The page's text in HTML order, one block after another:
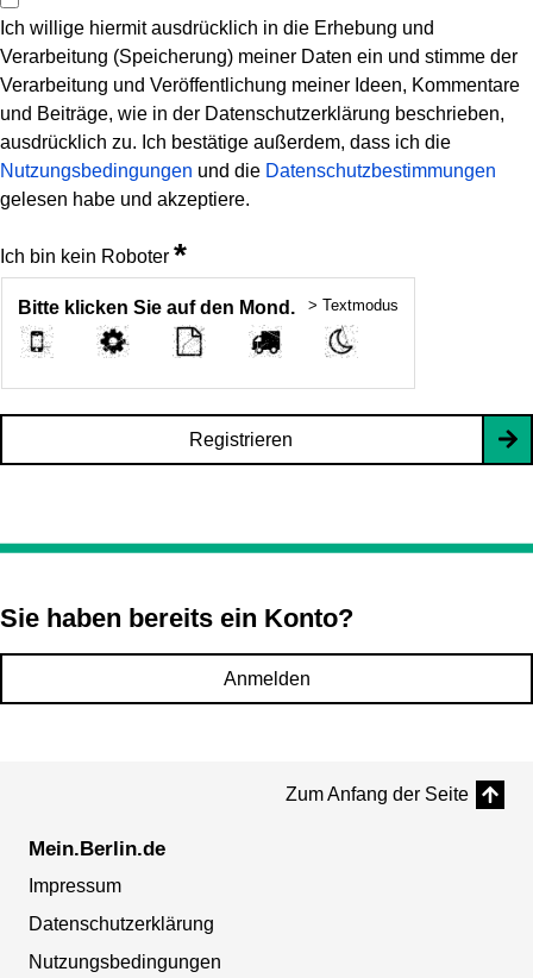
Ich willige hiermit ausdrücklich in die Erhebung und
Verarbeitung (Speicherung) meiner Daten ein und stimme der
Verarbeitung und Veröffentlichung meiner Ideen, Kommentare
und Beiträge, wie in der Datenschutzerklärung beschrieben,
ausdrücklich zu. Ich bestätige außerdem, dass ich die
Nutzungsbedingungen und die Datenschutzbestimmungen
gelesen habe und akzeptiere.
Ich bin kein Roboter *
Bitte klicken Sie auf den Mond. > Textmodus
Registrieren
Sie haben bereits ein Konto?
Anmelden
Zum Anfang der Seite
Mein.Berlin.de
Impressum
Datenschutzerklärung
Nutzungsbedingungen